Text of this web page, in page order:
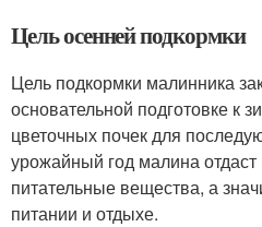
Цель осенней подкормки
Цель подкормки малинника
основательной подготовке к
цветочных почек для
урожайный год малина
питательные вещества, а
питании и отдыхе.